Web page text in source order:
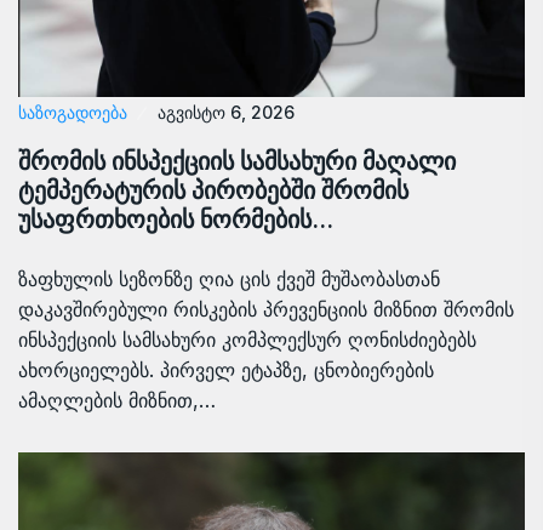
ᲡᲐᲖᲝᲒᲐᲓᲝᲔᲑᲐ აგვისტო 6, 2026
შრომის ინსპექციის სამსახური მაღალი
ტემპერატურის პირობებში შრომის
უსაფრთხოების ნორმების…
ზაფხულის სეზონზე ღია ცის ქვეშ მუშაობასთან
დაკავშირებული რისკების პრევენციის მიზნით შრომის
ინსპექციის სამსახური კომპლექსურ ღონისძიებებს
ახორციელებს. პირველ ეტაპზე, ცნობიერების
ამაღლების მიზნით,…